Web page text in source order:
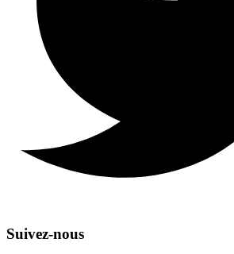
Suivez-nous